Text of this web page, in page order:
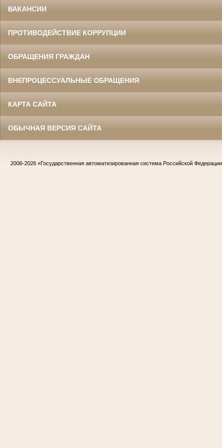
ВАКАНСИИ
ПРОТИВОДЕЙСТВИЕ КОРРУПЦИИ
ОБРАЩЕНИЯ ГРАЖДАН
ВНЕПРОЦЕССУАЛЬНЫЕ ОБРАЩЕНИЯ
КАРТА САЙТА
ОБЫЧНАЯ ВЕРСИЯ САЙТА
2006-2026 «Государственная автоматизированная система Российской